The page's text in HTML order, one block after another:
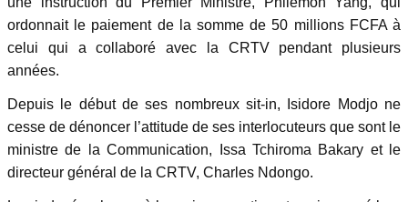
ordonnait le paiement de la somme de 50 millions FCFA à
celui qui a collaboré avec la CRTV pendant plusieurs
années.
Depuis le début de ses nombreux sit-in, Isidore Modjo ne
cesse de dénoncer l’attitude de ses interlocuteurs que sont le
ministre de la Communication, Issa Tchiroma Bakary et le
directeur général de la CRTV, Charles Ndongo.